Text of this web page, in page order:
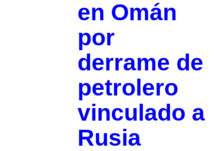
en Omán
por
derrame de
petrolero
vinculado a
Rusia